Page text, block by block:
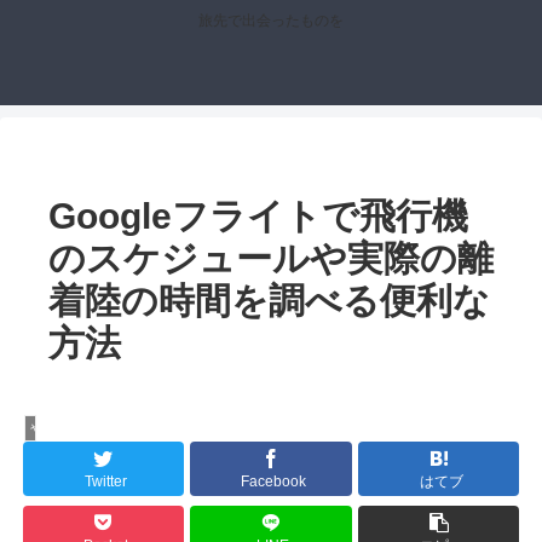
旅先で出会ったものを
Googleフライトで飛行機
のスケジュールや実際の離
着陸の時間を調べる便利な
方法
やってみた！
Twitter Facebook はてブ